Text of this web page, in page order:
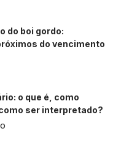
do boi gordo:
do vencimento
o que é, como
ser interpretado?